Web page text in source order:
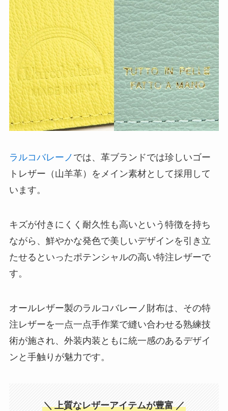
ラルコバレーノ では、革ブランドでは珍しいゴー
トレザー（山羊革）をメイン素材として採用して
います。
キズが付きにくく耐久性も高いという特徴を持ち
ながら、鮮やかな発色で美しいデザインを引き立
たせるといったポテンシャルの高い特注レザーで
す。
オールレザー製のラルコバレーノ財布は、その特
注レザーを一点一点手作業で縫い合わせる熟練技
術が施され、外装内装ともに統一感のあるデザイ
ンと手触りが魅力です。
＼ 上質なレザーアイテムが豊富 ／